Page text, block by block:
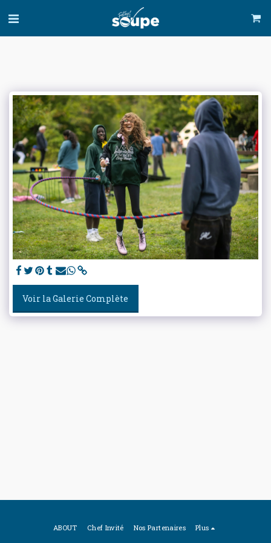
Voir la Galerie Complète
ABOUT Chef Invité Nos Partenaires Plus